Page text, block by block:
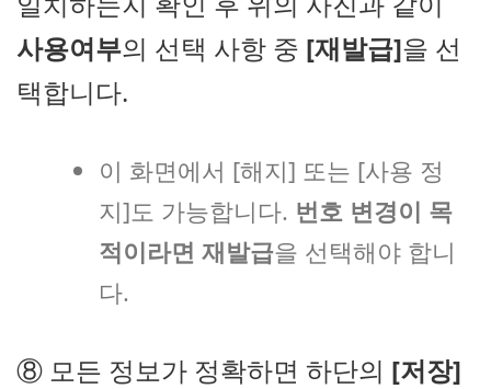
사용여부의 선택 사항 중 [재발급]을 선
택합니다.
이 화면에서 [해지] 또는 [사용 정
지]도 가능합니다. 번호 변경이 목
적이라면 재발급을 선택해야 합니
다.
⑧ 모든 정보가 정확하면 하단의 [저장]